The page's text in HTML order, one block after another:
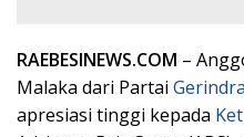
RAEBESINEWS.COM –
Malaka dari Partai Gerindra
apresiasi tinggi kepada